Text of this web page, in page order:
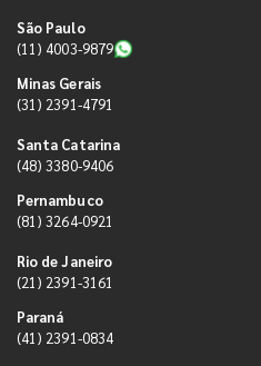
São Paulo
(11) 4003-9879
Minas Gerais
(31) 2391-4791
Santa Catarina
(48) 3380-9406
Pernambuco
(81) 3264-0921
Rio de Janeiro
(21) 2391-3161
Paraná
(41) 2391-0834